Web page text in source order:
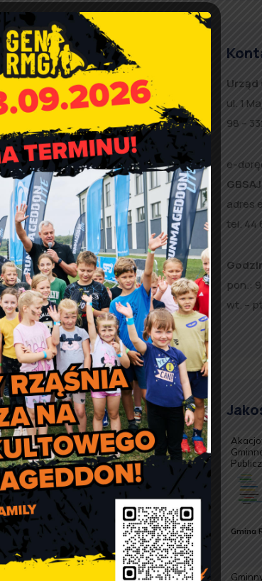
Spółdzielni Produkcyjnej
dowiezienia uczestników.
pod nr telefonu: 34 311 11 97
o kolejnym
z WFOŚiGW
Urząd
ul. 1
98 –
e-
adres
tel. 44
pon.:
wt. –